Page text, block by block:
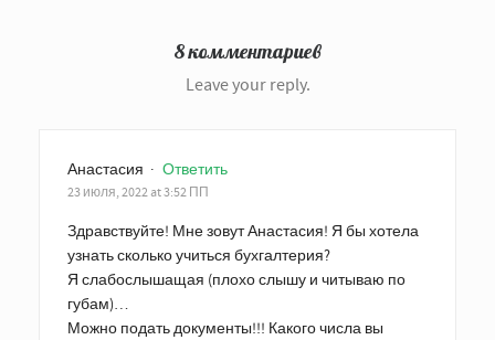
8 комментариев
Leave your reply.
Анастасия · Ответить
23 июля, 2022 at 3:52 ПП
Здравствуйте! Мне зовут Анастасия! Я бы хотела
узнать сколько учиться бухгалтерия?
Я слабослышащая (плохо слышу и читываю по
губам)…
Можно подать документы!!! Какого числа вы